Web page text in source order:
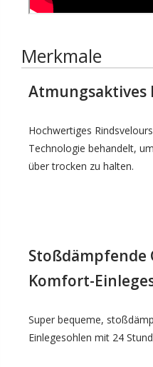
Merkmale
Atmungsaktives
Hochwertiges
Technologie behandelt,
über trocken zu halten.
Stoßdämpfende
Komfort-
Super bequeme,
Einlegesohlen mit 24